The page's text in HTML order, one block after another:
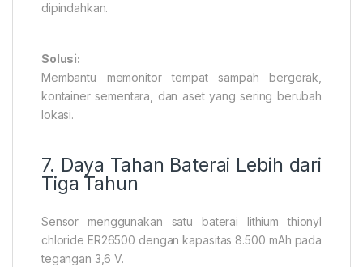
dipindahkan.
Solusi:
Membantu memonitor tempat sampah bergerak,
kontainer sementara, dan aset yang sering berubah
lokasi.
7. Daya Tahan Baterai Lebih dari
Tiga Tahun
Sensor menggunakan satu baterai lithium thionyl
chloride ER26500 dengan kapasitas 8.500 mAh pada
tegangan 3,6 V.